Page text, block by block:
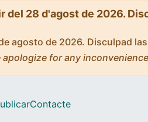
del 28 d'agost de 2026.
agosto de 2026. Disculpad
for any
Contacte